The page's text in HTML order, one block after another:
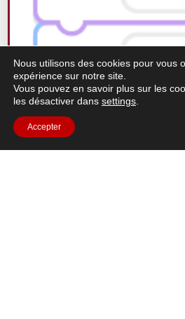
Nous utilisons des cookies pour vous
expérience sur notre site.
Vous pouvez en savoir plus sur les
les désactiver dans settings
Accepter